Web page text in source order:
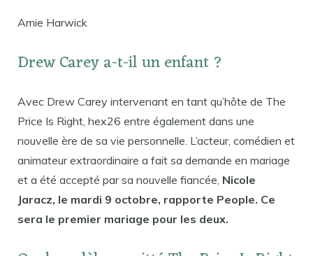
Amie Harwick
Drew Carey a-t-il un enfant ?
Avec Drew Carey intervenant en tant qu’hôte de The
Price Is Right, hex26 entre également dans une
nouvelle ère de sa vie personnelle. L’acteur, comédien et
animateur extraordinaire a fait sa demande en mariage
et a été accepté par sa nouvelle fiancée, Nicole
Jaracz, le mardi 9 octobre, rapporte People. Ce
sera le premier mariage pour les deux.